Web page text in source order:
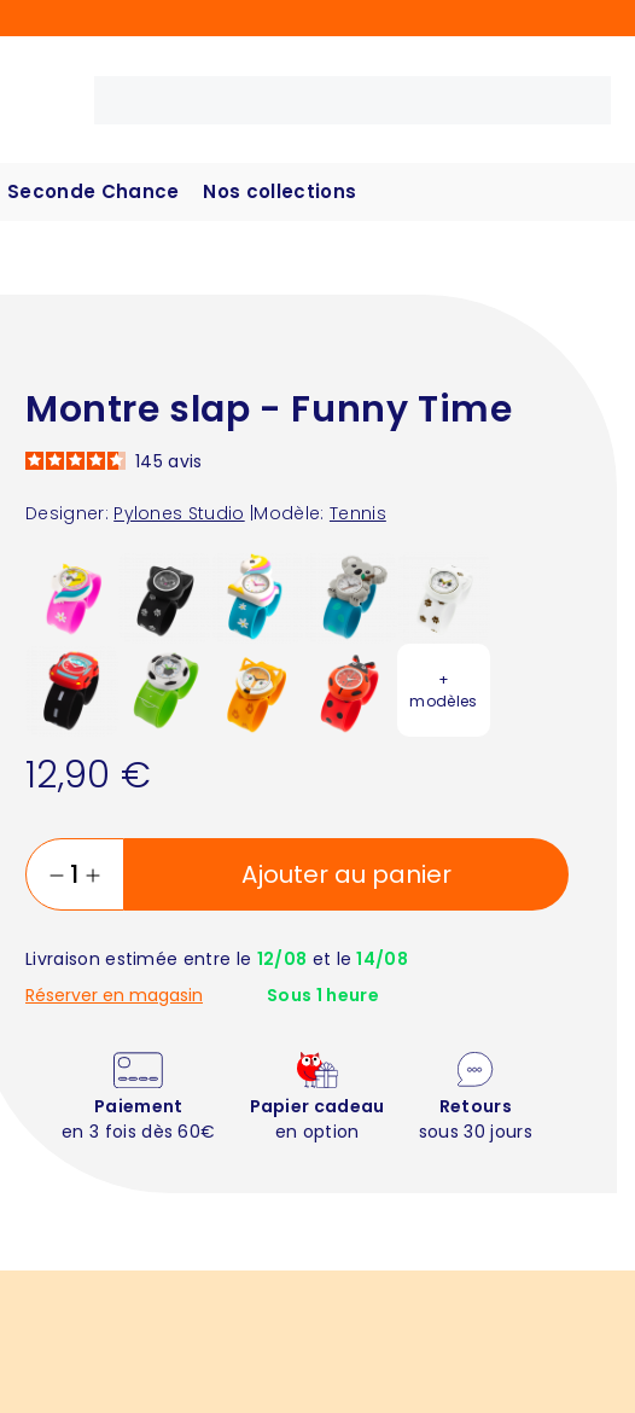
Seconde Chance Nos collections
Montre slap - Funny Time
Designer: Pylones Studio Modèle: Tennis
145avis
+
modèles
12,90 €
Ajouter au panier
Livraison estimée entre le 12/08 et le14/08
Réserver en magasin
Sous 1 heure
Paiement
en 3 fois dès 60€
Papier cadeau
en option
Retours
sous 30 jours